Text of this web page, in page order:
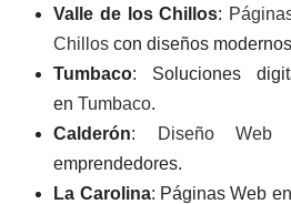
Valle de los Chillos:
Chillos con diseños
Tumbaco: Soluciones
enTumbaco.
Calderón: Diseño Web
emprendedores.
La Carolina: Páginas Web en